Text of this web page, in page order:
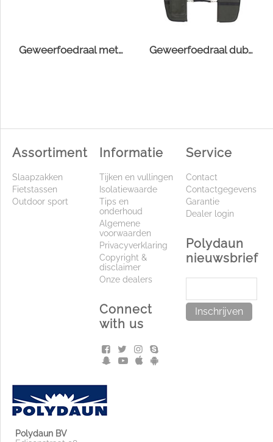
Geweerfoedraal met voorvak hoog Geweerfoedraal dubbel loden
Assortiment
Slaapzakken
Fietstassen
Outdoor sport
Informatie
Tijken en vullingen
Isolatiewaarde
Tips en
onderhoud
Algemene
voorwaarden
Privacyverklaring
Copyright &
disclaimer
Onze dealers
Connect
with us
Service
Contact
Contactgegevens
Garantie
Dealer login
Polydaun
nieuwsbrief
Inschrijven
Polydaun BV